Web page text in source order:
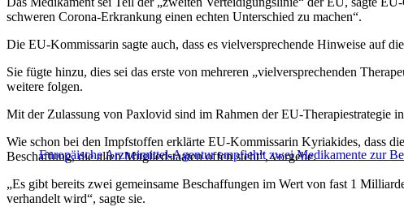
schweren Corona-Erkrankung einen echten Unterschied zu machen“.
Die EU-Kommissarin sagte auch, dass es vielversprechende Hinweise auf
Sie fügte hinzu, dies sei das erste von mehreren „vielversprechenden
weitere folgen.
Mit der Zulassung von Paxlovid sind im Rahmen der EU-Therapiestrategie
Europäische Arzneimittel-Agentur empfiehlt zwei Medikamente zur
Wie schon bei den Impfstoffen erklärte EU-Kommissarin Kyriakides, dass
Beschaffung, die allen Mitgliedstaaten offen steht“, vorgehe.
„Es gibt bereits zwei gemeinsame Beschaffungen im Wert von fast 1
verhandelt wird“, sagte sie.